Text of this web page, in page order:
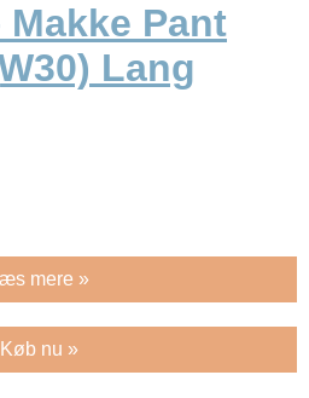
Pant
Lang
mere »
Køb nu »